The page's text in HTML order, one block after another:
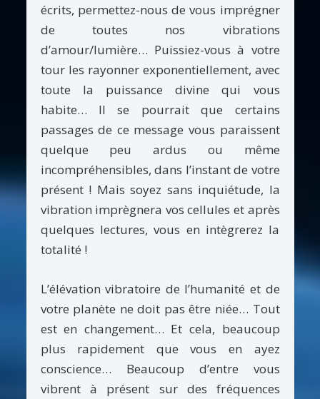
écrits, permettez-nous de vous imprégner
de toutes nos vibrations
d’amour/lumière… Puissiez-vous à votre
tour les rayonner exponentiellement, avec
toute la puissance divine qui vous
habite… Il se pourrait que certains
passages de ce message vous paraissent
quelque peu ardus ou même
incompréhensibles, dans l’instant de votre
présent ! Mais soyez sans inquiétude, la
vibration imprègnera vos cellules et après
quelques lectures, vous en intègrerez la
totalité !
L’élévation vibratoire de l’humanité et de
votre planète ne doit pas être niée… Tout
est en changement… Et cela, beaucoup
plus rapidement que vous en ayez
conscience… Beaucoup d’entre vous
vibrent à présent sur des fréquences